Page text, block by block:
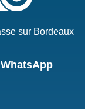
sur Bordeaux